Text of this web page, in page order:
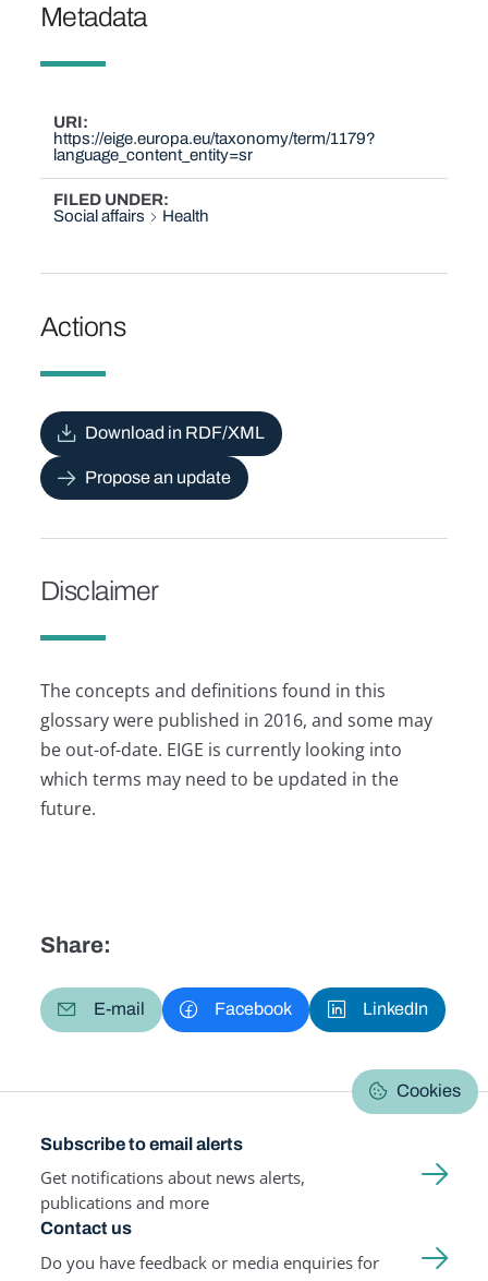
Metadata
URI
https://eige.europa.eu/taxonomy/term/1179?
language_content_entity=sr
FILED UNDER
Social affairs
Health
Actions
Download in RDF/XML
Propose an update
Disclaimer
The concepts and definitions found in this
glossary were published in 2016, and some may
be out-of-date. EIGE is currently looking into
which terms may need to be updated in the
future.
Share:
E-mail Facebook LinkedIn
Cookies
Subscribe to email alerts
Get notifications about news alerts,
publications and more
Contact us
Do you have feedback or media enquiries for